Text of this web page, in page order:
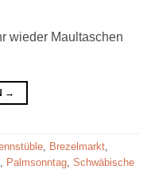
wieder Maultaschen
→
, Brezelmarkt,
, Palmsonntag, Schwäbische